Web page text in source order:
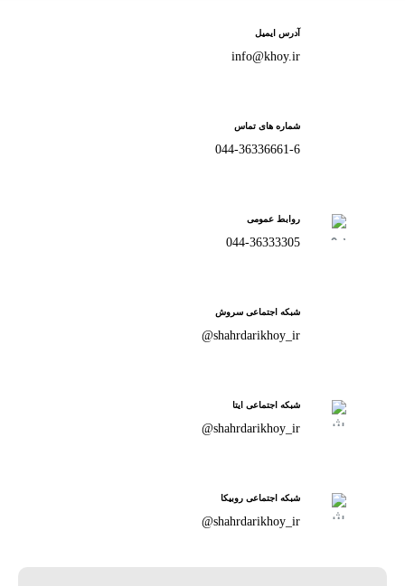
آدرس ایمیل
info@khoy.ir
شماره های تماس
044-36336661-6
روابط عمومی
044-36333305
شبکه اجتماعی سروش
shahrdarikhoy_ir@
شبکه اجتماعی ایتا
shahrdarikhoy_ir@
شبکه اجتماعی روبیکا
shahrdarikhoy_ir@